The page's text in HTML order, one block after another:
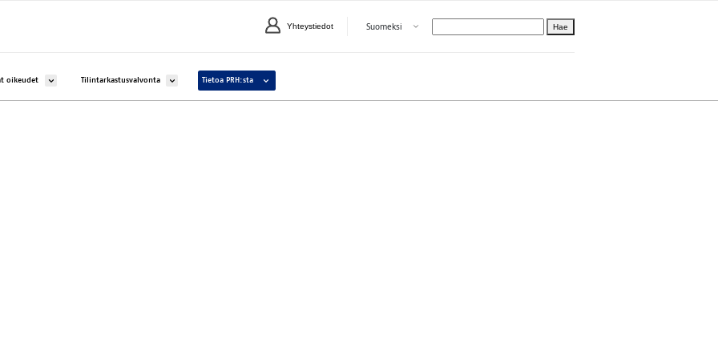
Yhteystiedot Valitse kieli
Suomeksi Avaa valikko Hae
Yritykset ja yhteisöt
oikeudet Avaa alavalikko kohteelle Aineettomat oikeudet
Tilintarkastusvalvonta Avaa alavalikko kohteelle Tilintarkastusvalvonta
Tietoa PRH:sta Avaa alavalikko kohteelle Tietoa PRH:sta